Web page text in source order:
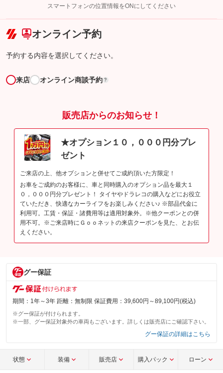
こちら
スマートフォンの位置情報をONにしてください
オンライン予約
予約する内容を選択してください。
来店 オンライン商談予約 ?
販売店からのお知らせ！
★オプション１０，０００円分プレ
ゼント
ご来店の上、他オプションと併せてご成約頂いた方限定！
お車をご成約のお客様に、車と同時購入のオプション品を最大１
０，０００円分プレゼント！ タイヤやドラレコの購入などにお役立
ていただき、快適なカーライフをお楽しみください♪ ※部品代金に
利用可。工賃・保証・諸費用等は適用対象外。※他クーポンとの併
用不可。※ご来店時にＧｏｏネットの来店クーポンを見た、とお伝
えください。
グー保証
期間：1年～3年 距離：無制限 保証費用：39,600円～89,100円(税込)
※グー保証が付けられます。
※一部、グー保証対象外の車両もございます。詳しくは販売店にご確認下さい。
グー保証の詳細はこちら
状態 装備 販売店 購入パック ローン